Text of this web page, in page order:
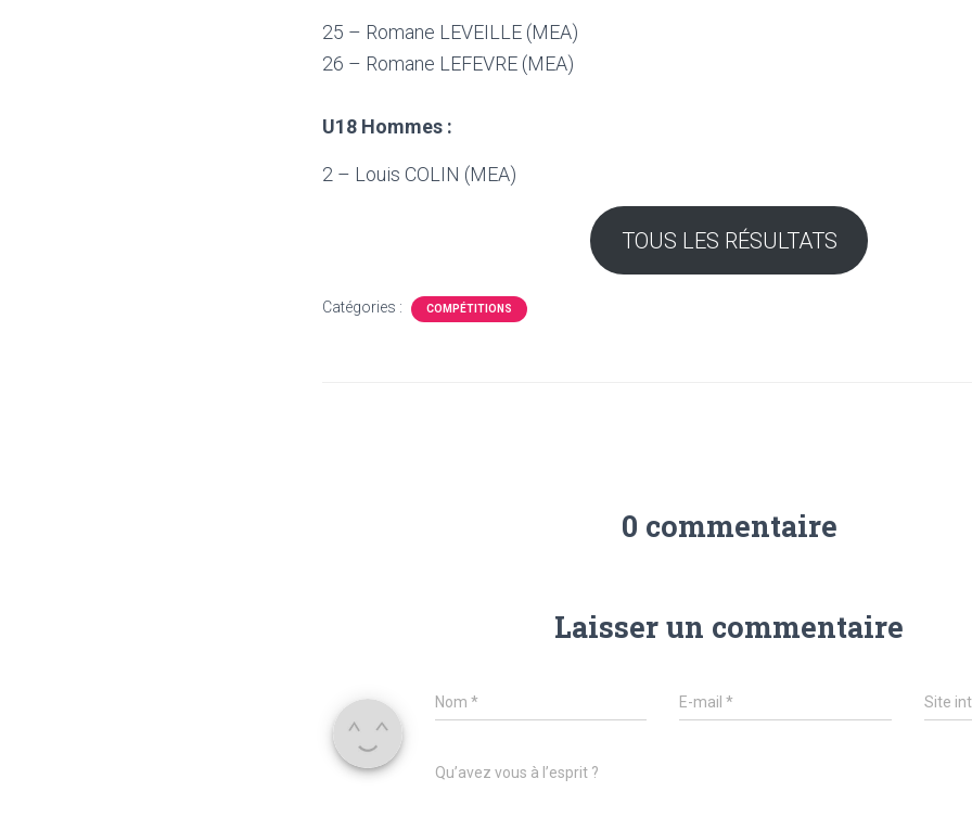
25 – Romane LEVEILLE (MEA)
26 – Romane LEFEVRE (MEA)
U18 Hommes :
2 – Louis COLIN (MEA)
TOUS LES RÉSULTATS
Catégories : COMPÉTITIONS
0 commentaire
Laisser un commentaire
Nom * E-mail* Site
Qu’avez vous à l’esprit ?